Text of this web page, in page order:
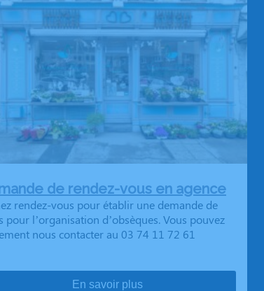
de rendez-vous en agence
rendez-vous pour établir une demande de
pour l’organisation d’obsèques. Vous pouvez
nous contacter au 03 74 11 72 61
En savoir plus